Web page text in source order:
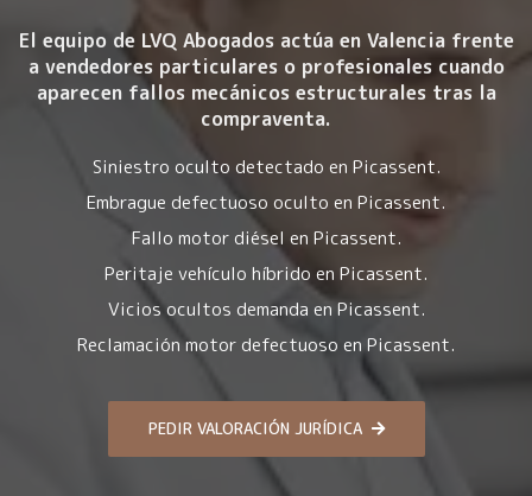
El equipo de LVQ Abogados actúa en Valencia frente
a vendedores particulares o profesionales cuando
aparecen fallos mecánicos estructurales tras la
compraventa.
Siniestro oculto detectado en Picassent.
Embrague defectuoso oculto en Picassent.
Fallo motor diésel en Picassent.
Peritaje vehículo híbrido en Picassent.
Vicios ocultos demanda en Picassent.
Reclamación motor defectuoso en Picassent.
PEDIR VALORACIÓN JURÍDICA